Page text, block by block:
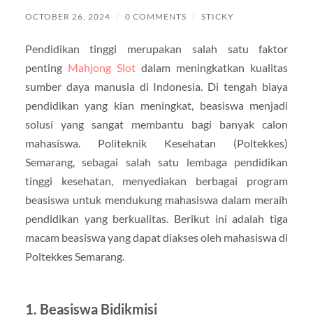
OCTOBER 26, 2024 / 0 COMMENTS / STICKY
Pendidikan tinggi merupakan salah satu faktor
penting Mahjong Slotdalam meningkatkan kualitas
sumber daya manusia di Indonesia. Di tengah biaya
pendidikan yang kian meningkat, beasiswa menjadi
solusi yang sangat membantu bagi banyak calon
mahasiswa. Politeknik Kesehatan (Poltekkes)
Semarang, sebagai salah satu lembaga pendidikan
tinggi kesehatan, menyediakan berbagai program
beasiswa untuk mendukung mahasiswa dalam meraih
pendidikan yang berkualitas. Berikut ini adalah tiga
macam beasiswa yang dapat diakses oleh mahasiswa di
Poltekkes Semarang.
1. Beasiswa Bidikmisi